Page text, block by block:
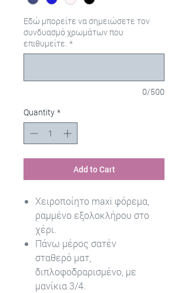
Εδώ μπορείτε να σημειώσετε τον
συνδυασμό χρωμάτων που
επιθυμείτε. *
0/500
Quantity *
Add to Cart
Χειροποίητο maxi φόρεμα,
ραμμένο εξολοκλήρου στο
χέρι.
Πάνω μέρος σατέν
σταθερό ματ,
διπλοφοδραρισμένο, με
μανίκια 3/4.